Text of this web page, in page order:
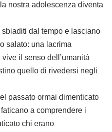
nostra adolescenza diventa
sbiaditi dal tempo e lasciano
salato: una lacrima
il senso dell’umanità
quello di rivedersi negli
passato ormai dimenticato
a comprendere i
chi erano